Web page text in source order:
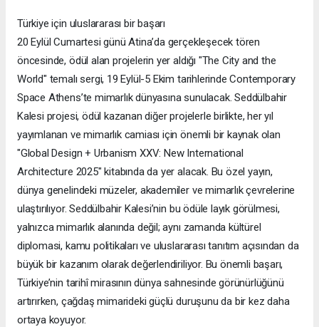
Türkiye için uluslararası bir başarı
20 Eylül Cumartesi günü Atina’da gerçekleşecek tören
öncesinde, ödül alan projelerin yer aldığı "The City and the
World" temalı sergi, 19 Eylül-5 Ekim tarihlerinde Contemporary
Space Athens’te mimarlık dünyasına sunulacak. Seddülbahir
Kalesi projesi, ödül kazanan diğer projelerle birlikte, her yıl
yayımlanan ve mimarlık camiası için önemli bir kaynak olan
"Global Design + Urbanism XXV: New International
Architecture 2025" kitabında da yer alacak. Bu özel yayın,
dünya genelindeki müzeler, akademiler ve mimarlık çevrelerine
ulaştırılıyor. Seddülbahir Kalesi’nin bu ödüle layık görülmesi,
yalnızca mimarlık alanında değil; aynı zamanda kültürel
diplomasi, kamu politikaları ve uluslararası tanıtım açısından da
büyük bir kazanım olarak değerlendiriliyor. Bu önemli başarı,
Türkiye’nin tarihî mirasının dünya sahnesinde görünürlüğünü
artırırken, çağdaş mimarideki güçlü duruşunu da bir kez daha
ortaya koyuyor.